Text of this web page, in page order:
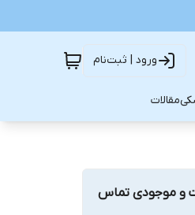
ورود | ثبت‌نام
مقالات
و موجودی تماس